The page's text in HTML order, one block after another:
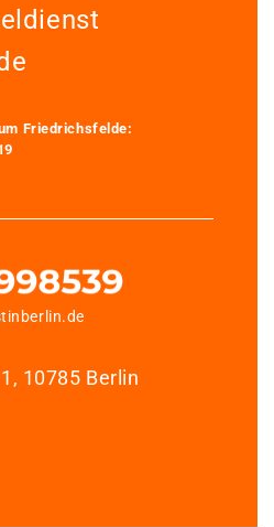
Friedrichsfelde:
10785 Berlin